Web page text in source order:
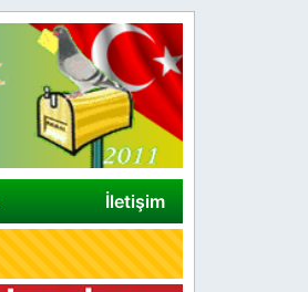
İletişim